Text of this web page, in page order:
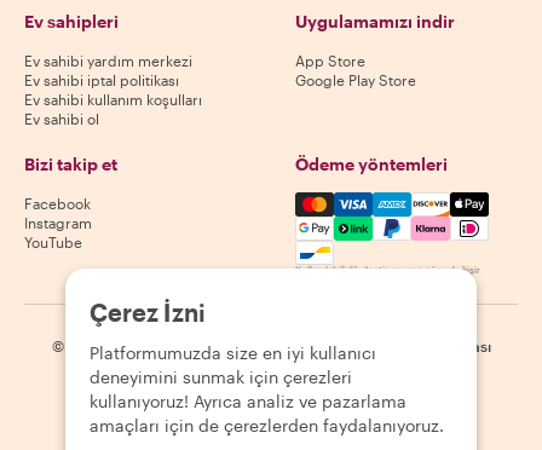
Ev sahipleri
Ev sahibi yardım merkezi
Ev sahibi iptal politikası
Ev sahibi kullanım koşulları
Ev sahibi ol
Uygulamamızı indir
App Store
Google Play Store
Bizi takip et
Facebook
Instagram
YouTube
Ödeme yöntemleri
Mastercard, Visa, Amex,
Kullanılabilirlik destinasyona göre değişir
© 2026 Withlocals.com Gizlilik Politikası | Site haritası
Çerez İzni
Platformumuzda size en iyi kullanıcı
deneyimini sunmak için çerezleri
kullanıyoruz! Ayrıca analiz ve pazarlama
amaçları için de çerezlerden faydalanıyoruz.